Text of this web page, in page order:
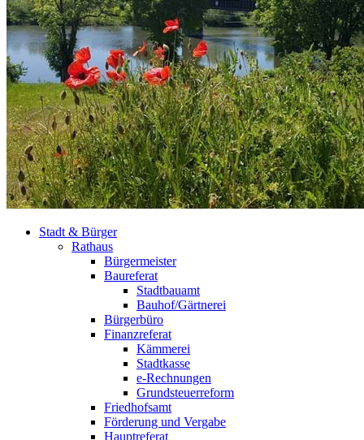
Stadt & Bürger
Rathaus
Bürgermeister
Baureferat
Stadtbauamt
Bauhof/Gärtnerei
Bürgerbüro
Finanzreferat
Kämmerei
Stadtkasse
e-Rechnungen
Grundsteuerreform
Friedhofsamt
Förderung und Vergabe
Hauptreferat